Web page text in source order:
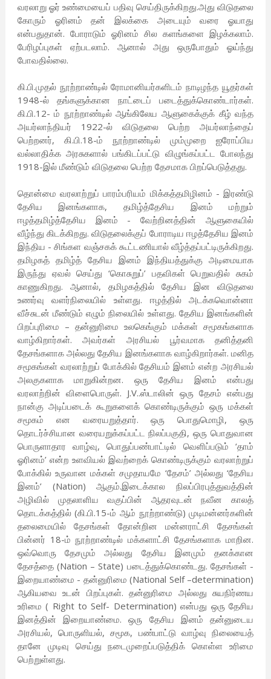
வரலாறு ஓர் உண்மையைப் பதிவு செய்திருக்கிறது.அது விடுதலை
கோரும் ஓரினம் தன் இலக்கை அடையும் வரை ஓயாது
என்பதுதான். போராடும் ஓரினம் சில களங்களை இழக்கலாம்.
பேரிழப்புகள் ஏற்படலாம். ஆனால் அது ஒருபோதும் ஓய்ந்து
போவதில்லை.
கி.பி.முதல் நூற்றாண்டில் ரோமானியர்களிடம் நாடிழந்த யூதர்கள்
1948-ல் தங்களுக்கான நாட்டைப் படைத்துக்கொண்டார்கள்.
கி.பி.12- ம் நூற்றாண்டில் ஆங்கிலேய ஆளுகைக்குக் கீழ் வந்த
அயர்லாந்தியர் 1922-ல் விடுதலை பெற்ற அயர்லாந்தைப்
பெற்றனர், கி.பி.18-ம் நூற்றாண்டில் மும்முறை ஐரோப்பிய
வல்லாதிக்க அரசுகளால் பங்கிடப்பட்டு விழுங்கப்பட்ட போலந்து
1918-இல் மீண்டும் விடுதலை பெற்ற தேசமாக பிறப்பெடுத்தது.
தொன்மை வரலாற்றுப் பாரம்பரியம் மிக்கத்தமிழினம் - இரண்டு
தேசிய இனங்களாக, தமிழ்த்தேசிய இனம் மற்றும்
ஈழத்தமிழ்த்தேசிய இனம் - வேற்றினத்தின் ஆளுகையில்
வீழ்ந்து கிடக்கிறது. விடுதலைக்குப் போராடிய ஈழத்தேசிய இனம்
இந்திய - சிங்கள வஞ்சகக் கூட்டணியால் வீழ்த்தப்பட்டிருக்கிறது.
தமிழகத் தமிழ்த் தேசிய இனம் இந்தியத்துக்கு அடிமையாக
இருந்து ஏவல் செய்து ‘கொசுறுப்’ பதவிகள் பெறுவதில் சுகம்
காணுகிறது. ஆனால், தமிழகத்தில் தேசிய இன விடுதலை
உணர்வு வளர்நிலையில் உள்ளது. ஈழத்தில் அடக்கவொன்னா
வீச்சுடன் மீண்டும் எழும் நிலையில் உள்ளது. தேசிய இனங்களின்
பிறப்புரிமை – தன்னுரிமை உலகெங்கும் மக்கள் சமூகங்களாக
வாழ்கிறார்கள். அவர்கள் அரசியல் பூர்வமாக தனித்தனி
தேசங்களாக அல்லது தேசிய இனங்களாக வாழ்கிறார்கள். மனித
சமூகங்கள் வரலாற்றுப் போக்கில் தேசியம் இனம் என்ற அரசியல்
அலகுகளாக மாறுகின்றன. ஒரு தேசிய இனம் என்பது
வரலாற்றின் விளைபொருள். J.V..ஸ்டாலின் ஒரு தேசம் என்பது
நான்கு அடிப்படைக் கூறுகளைக் கொண்டிருக்கும் ஒரு மக்கள்
சமூகம் என வரையறுத்தார். ஒரு பொதுமொழி, ஒரு
தொடர்ச்சியான வரையறுக்கப்பட்ட நிலப்பகுதி, ஒரு பொதுவான
பொருளாதார வாழ்வு, பொதுப்பண்பாட்டில் வெளிப்படும் ‘தாம்
ஓரினம்’ என்ற உளவியல் இவற்றைக் கொண்டிருக்கும் வரலாற்றுப்
போக்கில் உருவான மக்கள் சமுதாயமே ‘தேசம்’ அல்லது ‘தேசிய
இனம்’ (Nation) ஆகும்.இடைக்கால நிலப்பிரபுத்துவத்தின்
அழிவில் முதலாளிய வகுப்பின் ஆதரவுடன் நவீன காலத்
தொடக்கத்தில் (கி.பி.15-ம் ஆம் நூற்றாண்டு) முடிமன்னர்களின்
தலைமையில் தேசங்கள் தோன்றின மன்னராட்சி தேசங்கள்
பின்னர் 18-ம் நூற்றாண்டில் மக்களாட்சி தேசங்களாக மாறின.
ஒவ்வொரு தேசமும் அல்லது தேசிய இனமும் தனக்கான
தேசத்தை (Nation – State) படைத்துக்கொண்டது. தேசங்கள் -
இறையாண்மை - தன்னுரிமை (National Self –determination)
ஆகியவை உடன் பிறப்புகள். தன்னுரிமை அல்லது சுயநிர்ணய
உரிமை ( Right to Self- Determination) என்பது ஒரு தேசிய
இனத்தின் இறையாண்மை. ஒரு தேசிய இனம் தன்னுடைய
அரசியல், பொருளியல், சமூக, பண்பாட்டு வாழ்வு நிலையைத்
தானே முடிவு செய்து நடைமுறைப்படுத்திக் கொள்ள உரிமை
பெற்றுள்ளது.